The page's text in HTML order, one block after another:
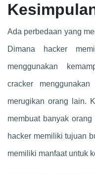
Ada perbedaan yang
Dimana hacker
menggunakan
cracker
merugikan orang lain.
membuat banyak
hacker memiliki tujuan
memiliki manfaat untuk